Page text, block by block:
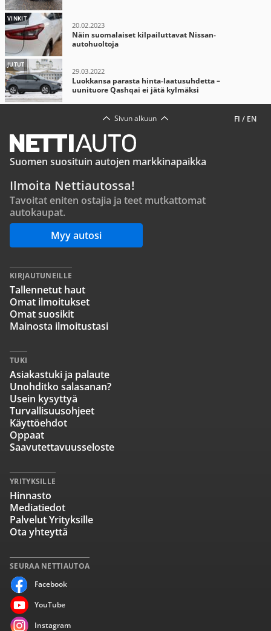
VINKIT
20.02.2023
Näin suomalaiset kilpailuttavat Nissan-
autohuoltoja
JUTUT
29.03.2022
Luokkansa parasta hinta-laatusuhdetta –
uunituore Qashqai ei jätä kylmäksi
FI / EN
Sivun alkuun
Suomen suosituin autojen markkinapaikka
Ilmoita Nettiautossa!
Tavoitat eniten ostajia ja teet mutkattomat
autokaupat.
Myy autosi
SEURAA NETTIAUTOA
Facebook
YouTube
Instagram
KIRJAUTUNEILLE
Tallennetut haut
Omat ilmoitukset
Omat suosikit
Mainosta ilmoitustasi
TUKI
Asiakastuki ja palaute
Unohditko salasanan?
Usein kysyttyä
Turvallisuusohjeet
Käyttöehdot
Oppaat
Saavutettavuusseloste
YRITYKSILLE
Hinnasto
Mediatiedot
Palvelut Yrityksille
Ota yhteyttä